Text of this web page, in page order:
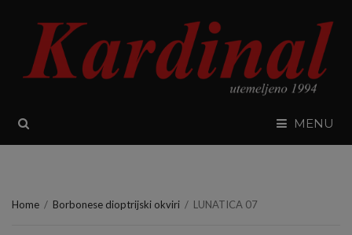
MENU
Home / Borbonese dioptrijski okviri / LUNATICA 07